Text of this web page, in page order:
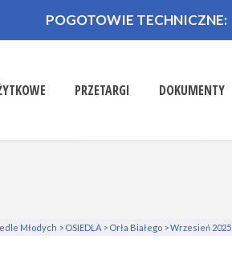
POGOTOWIE TECHNICZNE:
PRZETARGI DOKUMENTY
Młodych > OSIEDLA > Orła Białego >Wrzesień